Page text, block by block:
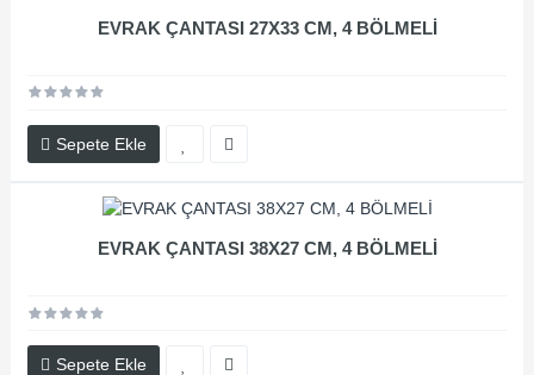
EVRAK ÇANTASI 27X33 CM, 4 BÖLMELİ
Sepete Ekle
EVRAK ÇANTASI 38X27 CM, 4 BÖLMELİ
Sepete Ekle